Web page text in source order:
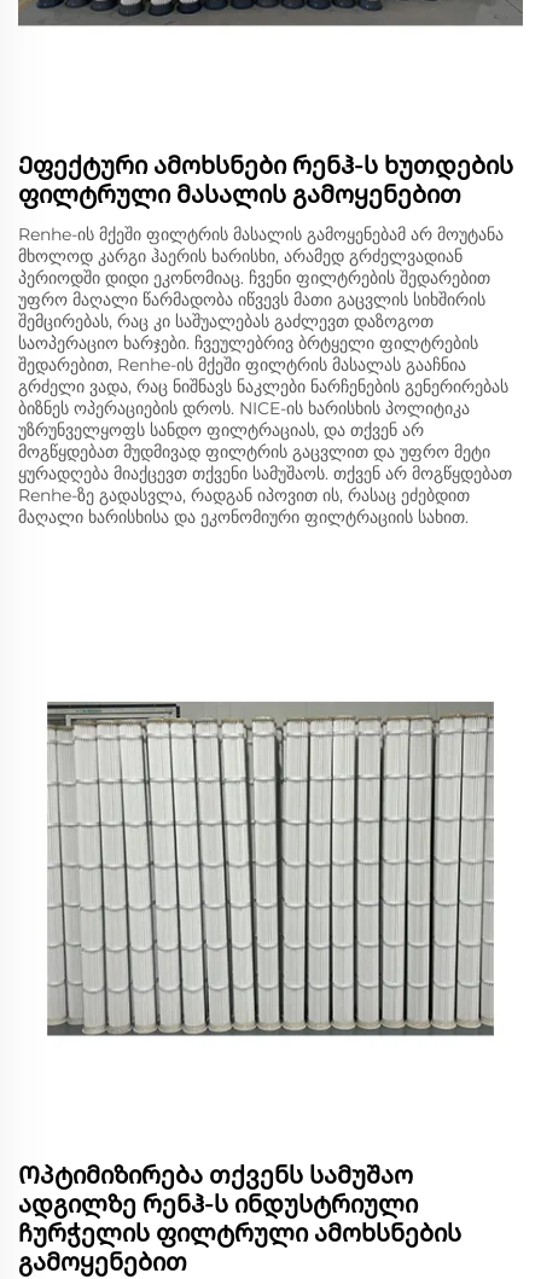
Ეფექტური ამოხსნები რენჰ-ს ხუთდების
ფილტრული მასალის გამოყენებით
Renhe-ის მქეში ფილტრის მასალის გამოყენებამ არ მოუტანა
მხოლოდ კარგი ჰაერის ხარისხი, არამედ გრძელვადიან
პერიოდში დიდი ეკონომიაც. ჩვენი ფილტრების შედარებით
უფრო მაღალი წარმადობა იწვევს მათი გაცვლის სიხშირის
შემცირებას, რაც კი საშუალებას გაძლევთ დაზოგოთ
საოპერაციო ხარჯები. ჩვეულებრივ ბრტყელი ფილტრების
შედარებით, Renhe-ის მქეში ფილტრის მასალას გააჩნია
გრძელი ვადა, რაც ნიშნავს ნაკლები ნარჩენების გენერირებას
ბიზნეს ოპერაციების დროს. NICE-ის ხარისხის პოლიტიკა
უზრუნველყოფს სანდო ფილტრაციას, და თქვენ არ
მოგწყდებათ მუდმივად ფილტრის გაცვლით და უფრო მეტი
ყურადღება მიაქცევთ თქვენი სამუშაოს. თქვენ არ მოგწყდებათ
Renhe-ზე გადასვლა, რადგან იპოვით ის, რასაც ეძებდით
მაღალი ხარისხისა და ეკონომიური ფილტრაციის სახით.
Ოპტიმიზირება თქვენს სამუშაო
ადგილზე რენჰ-ს ინდუსტრიული
ჩურჭელის ფილტრული ამოხსნების
გამოყენებით